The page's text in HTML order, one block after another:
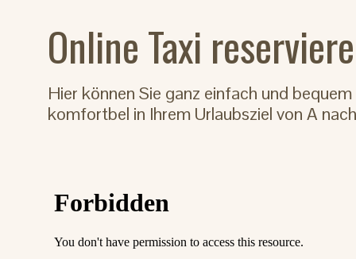
Online Taxi
Hier können Sie ganz einfach und
komfortbel in Ihrem Urlaubsziel von A